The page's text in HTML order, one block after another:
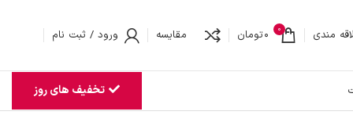
مندی 0
0تومان مقایسه ورود / ثبت نام
تخفیف های روز